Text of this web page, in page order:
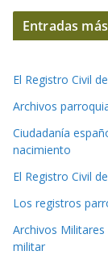
Entradas
El Registro Civil
Archivos
Ciudadanía
nacimiento
El Registro Civil
Los registros
Archivos
militar